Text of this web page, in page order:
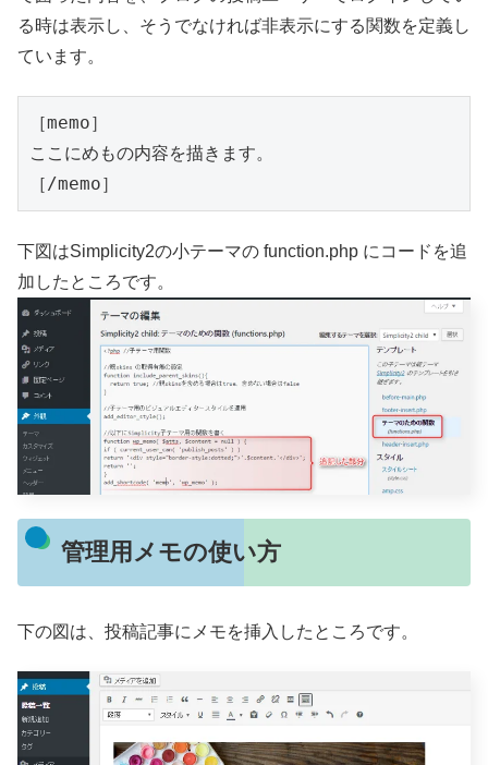
る時は表示し、そうでなければ非表示にする関数を定義し
ています。
［memo］
ここにめもの内容を描きます。
［/memo］
下図はSimplicity2の小テーマの function.php にコードを追
加したところです。
管理用メモの使い方
下の図は、投稿記事にメモを挿入したところです。